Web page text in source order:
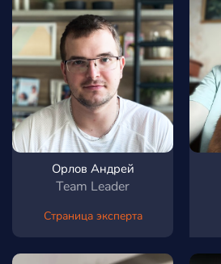
Орлов Андрей
Team Leader
Страница эксперта